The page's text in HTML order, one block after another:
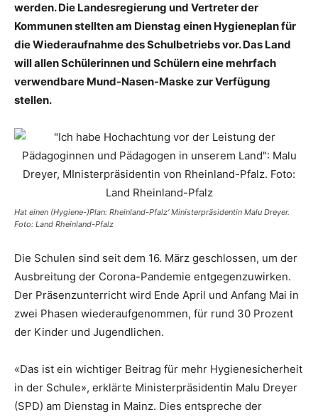
werden. Die Landesregierung und Vertreter der
Kommunen stellten am Dienstag einen Hygieneplan für
die Wiederaufnahme des Schulbetriebs vor. Das Land
will allen Schülerinnen und Schülern eine mehrfach
verwendbare Mund-Nasen-Maske zur Verfügung
stellen.
Hat einen (Hygiene-)Plan: Rheinland-Pfalz‘ Ministerpräsidentin Malu Dreyer.
Foto: Land Rheinland-Pfalz
Die Schulen sind seit dem 16. März geschlossen, um der
Ausbreitung der Corona-Pandemie entgegenzuwirken.
Der Präsenzunterricht wird Ende April und Anfang Mai in
zwei Phasen wiederaufgenommen, für rund 30 Prozent
der Kinder und Jugendlichen.
«Das ist ein wichtiger Beitrag für mehr Hygienesicherheit
in der Schule», erklärte Ministerpräsidentin Malu Dreyer
(SPD) am Dienstag in Mainz. Dies entspreche der